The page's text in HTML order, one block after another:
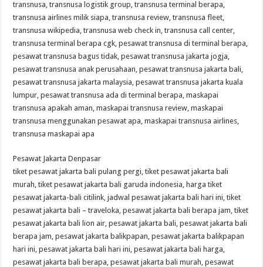
transnusa, transnusa logistik group, transnusa terminal berapa,
transnusa airlines milik siapa, transnusa review, transnusa fleet,
transnusa wikipedia, transnusa web check in, transnusa call center,
transnusa terminal berapa cgk, pesawat transnusa di terminal berapa,
pesawat transnusa bagus tidak, pesawat transnusa jakarta jogja,
pesawat transnusa anak perusahaan, pesawat transnusa jakarta bali,
pesawat transnusa jakarta malaysia, pesawat transnusa jakarta kuala
lumpur, pesawat transnusa ada di terminal berapa, maskapai
transnusa apakah aman, maskapai transnusa review, maskapai
transnusa menggunakan pesawat apa, maskapai transnusa airlines,
transnusa maskapai apa
Pesawat Jakarta Denpasar
tiket pesawat jakarta bali pulang pergi, tiket pesawat jakarta bali
murah, tiket pesawat jakarta bali garuda indonesia, harga tiket
pesawat jakarta-bali citilink, jadwal pesawat jakarta bali hari ini, tiket
pesawat jakarta bali – traveloka, pesawat jakarta bali berapa jam, tiket
pesawat jakarta bali lion air, pesawat jakarta bali, pesawat jakarta bali
berapa jam, pesawat jakarta balikpapan, pesawat jakarta balikpapan
hari ini, pesawat jakarta bali hari ini, pesawat jakarta bali harga,
pesawat jakarta bali berapa, pesawat jakarta bali murah, pesawat